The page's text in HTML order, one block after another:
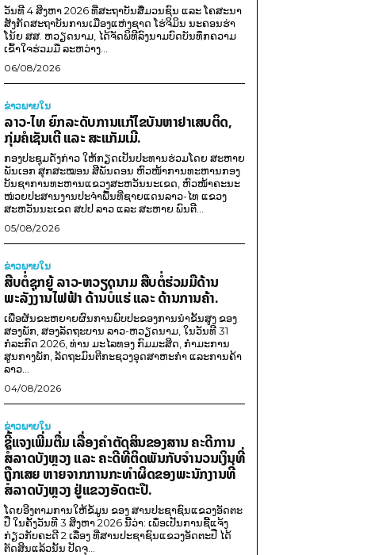
ວັນທີ 4 ສິງຫາ 2026 ທີ່ສະຖາບັນສື່ມວນຊົນ ແລະ ໂຄສະນາ
ສັງກັດສະຖາບັນການເມືອງແຫ່ງຊາດ ໂຮ່ຈິມິນ ນະຄອນຮ່າ
ໂນ້ຍ ສສ. ຫວຽດນາມ, ໄດ້ຈັດພິທີລົງນາມບົດບັນທຶກຄວາມ
ເຂົ້າໃຈຮ່ວມມື ລະຫວ່າງ...
06/08/2026
ຂ່າວພາຍ​ໃນ
ລາວ-ໄທ ຍົກລະດັບການແກ້ໄຂບັນຫາຢາເສບຕິດ,
ກຸ່ມຄໍເຊັນເຕີ ແລະ ສະແກັມເມີ.
ກອງປະຊຸມດັ່ງກ່າວ ໃຫ້ກຽດເປັນປະທານຮ່ວມໂດຍ ສະຫາຍ
ພັນເອກ ສຸກສະໝອນ ສີພັນດອນ ຫົວໜ້າການທະຫານກອງ
ບັນຊາການທະຫານແຂວງສະຫວັນນະເຂດ, ຫົວໜ້າຄະນະ
ໜ່ວຍປະສານງານປະຈຳພື້ນທີ່ຊາຍແດນລາວ-ໄທ ແຂວງ
ສະຫວັນນະເຂດ ສປປ ລາວ ແລະ ສະຫາຍ ພົນຕີ...
05/08/2026
ຂ່າວພາຍ​ໃນ
ສືບຕໍ່ຊຸກຍູ້ ລາວ-ຫວຽດນາມ ສືບຕໍ່ຮ່ວມມືດ້ານ
ພະລັງງານໄຟຟ້າ ດ້ານບໍ່ແຮ່ ແລະ ດ້ານການຄ້າ.
ເພື່ອຜັນຂະຫຍາຍຜົນການພົບປະຂອງການນຳຂັ້ນສູງ ຂອງ
ສອງພັກ, ສອງລັດຖະບານ ລາວ-ຫວຽດນາມ, ໃນວັນທີ 31
ກໍລະກົດ 2026, ທ່ານ ມະໄລທອງ ກົມມະສິດ, ກຳມະການ
ສູນກາງພັກ, ລັດຖະມົນຕີກະຊວງອຸດສາຫະກຳ ແລະການຄ້າ
ລາວ...
04/08/2026
ຂ່າວພາຍ​ໃນ
ຊີ້ແຈງເພີ່ມຕື່ມ ເລື່ອງຄໍາຕັດສິນຂອງສານ ຄະດີການ
ສໍ້ລາດບັງຫຼວງ ແລະ ຄະດີທີ່ຕິດພັນກັບຈຳນວນເງິນທີ່
ຖືກເສຍ ຫາຍຈາກການກະທຳຜິດຂອງພະນັກງານທີ່
ສໍ້ລາດບັງຫຼວງ ຢູ່ແຂວງອັດຕະປື.
ໂດຍອີງຕາມການໃຫ້ຂໍ້ມູນ​ ຂອງ ສານປະຊາຊົນແຂວງອັດຕະ
ປື ໃນຄັ້ງວັນທີ 3 ສິງຫາ 2026 ນີ້ວ່າ: ເພຶ່ອເປັນການຊີ້ແຈ້ງ
ກ່ຽວກັບຄະດີ 2 ເລື່ອງ ທີ່ສານປະຊາຊົນແຂວງອັດຕະປື ໄດ້
ຕັດສິນແລ້ວນັ້ນ ປັດຈຸ...